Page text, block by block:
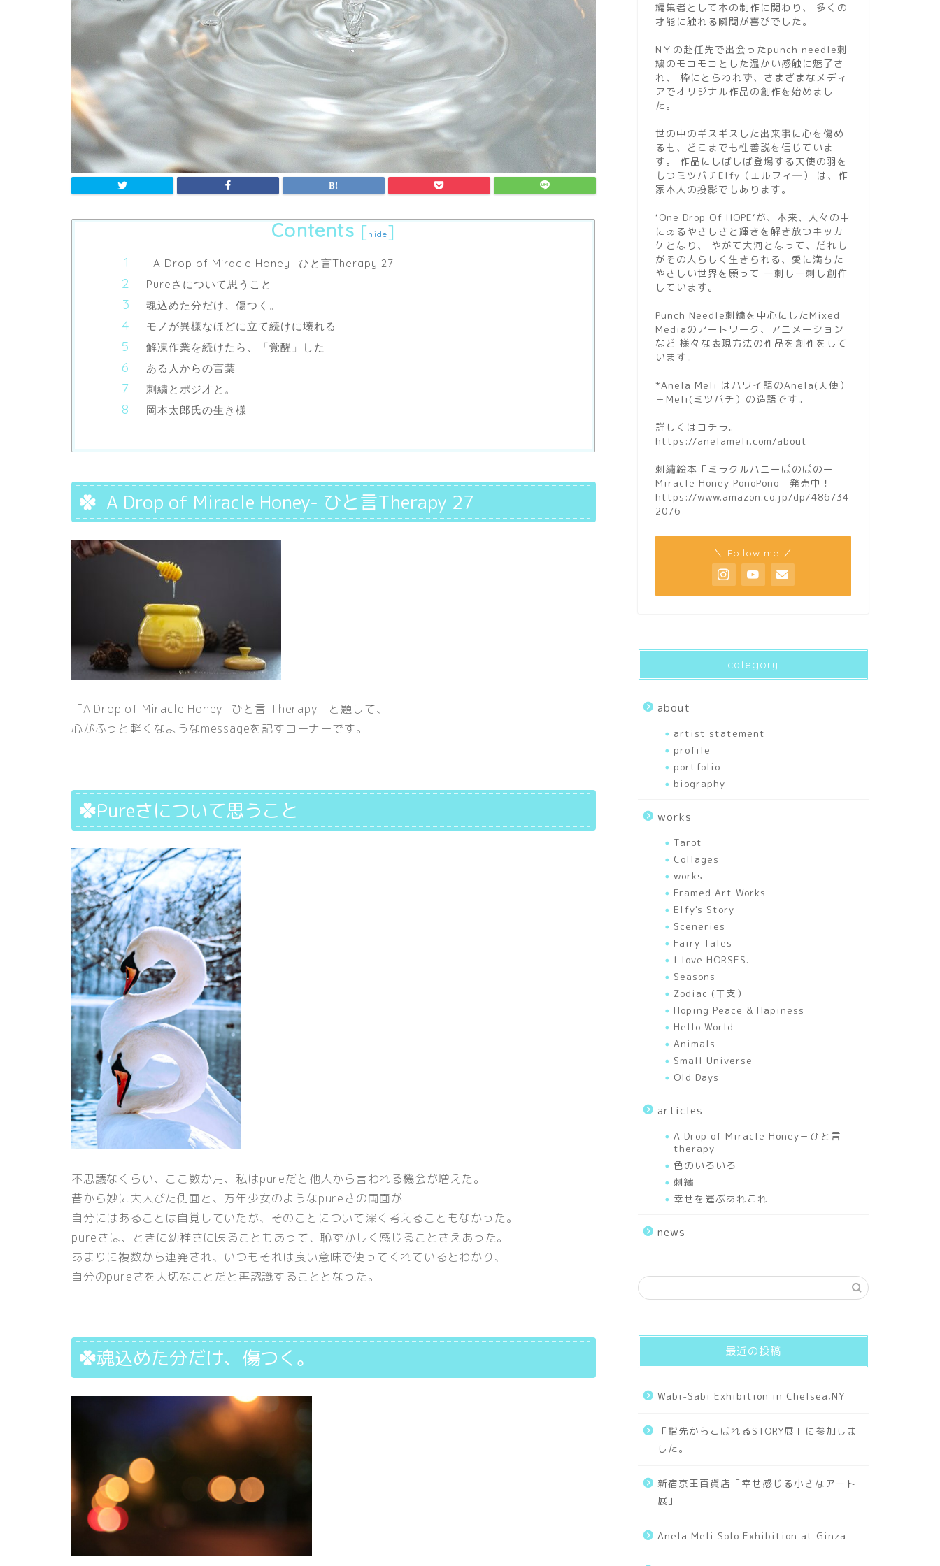
Contents [hide]
A Drop of Miracle Honey- ひと言Therapy 27
Pureさについて思うこと
魂込めた分だけ、傷つく。
モノが異様なほどに立て続けに壊れる
解凍作業を続けたら、「覚醒」した
ある人からの言葉
刺繍とポジ才と。
岡本太郎氏の生き様
A Drop of Miracle Honey- ひと言Therapy 27
「A Drop of Miracle Honey- ひと言 Therapy」と題して、
心がふっと軽くなようなmessageを記すコーナーです。
Pureさについて思うこと
不思議なくらい、ここ数か月、私はpureだと他人から言われる機会が増えた。
昔から妙に大人びた側面と、万年少女のようなpureさの両面が
自分にはあることは自覚していたが、そのことについて深く考えることもなかった。
pureさは、ときに幼稚さに映ることもあって、恥ずかしく感じることさえあった。
あまりに複数から連発され、いつもそれは良い意味で使ってくれているとわかり、
自分のpureさを大切なことだと再認識することとなった。
魂込めた分だけ、傷つく。
編集者として本の制作に関わり、 多くの
才能に触れる瞬間が喜びでした。
NＹの赴任先で出会ったpunch needle刺
繍のモコモコとした温かい感触に魅了さ
れ、 枠にとらわれず、さまざまなメディ
アでオリジナル作品の創作を始めまし
た。
世の中のギスギスした出来事に心を傷め
るも、どこまでも性善説を信じていま
す。 作品にしばしば登場する天使の羽を
もつミツバチElfy（エルフィ―） は、作
家本人の投影でもあります。
‘One Drop Of HOPE‘が、本来、人々の中
にあるやさしさと輝きを解き放つキッカ
ケとなり、 やがて大河となって、だれも
がその人らしく生きられる、愛に満ちた
やさしい世界を願って 一刺し一刺し創作
しています。
Punch Needle刺繍を中心にしたMixed
Mediaのアートワーク、アニメーション
など 様々な表現方法の作品を創作をして
います。
*Anela Meli はハワイ語のAnela(天使）
＋Meli(ミツバチ）の造語です。
詳しくはコチラ。
https://anelameli.com/about
刺繡絵本「ミラクルハニーぽのぽのー
Miracle Honey PonoPono」発売中！
https://www.amazon.co.jp/dp/486734
2076
＼ Follow me ／
category
about
artist statement
profile
portfolio
biography
works
Tarot
Collages
works
Framed Art Works
Elfy's Story
Sceneries
Fairy Tales
I love HORSES.
Seasons
Zodiac (干支）
Hoping Peace & Hapiness
Hello World
Animals
Small Universe
Old Days
articles
A Drop of Miracle Honey－ひと言
therapy
色のいろいろ
刺繍
幸せを運ぶあれこれ
news
最近の投稿
Wabi-Sabi Exhibition in Chelsea,NY
「指先からこぼれるSTORY展」に参加しま
した。
新宿京王百貨店「幸せ感じる小さなアート
展」
Anela Meli Solo Exhibition at Ginza